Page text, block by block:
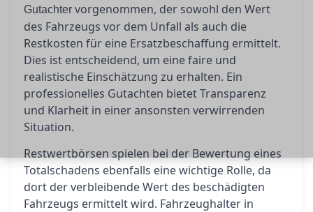
Gutachter vorgenommen, der sowohl den Wert
des Fahrzeugs vor dem Unfall als auch die
Restkosten für eine Ersatzbeschaffung ermittelt.
Dies ist entscheidend, um eine faire und
realistische Einschätzung zu erhalten. Ein
professionelles Gutachten bietet Transparenz
und Klarheit in einer ansonsten verwirrenden
Situation.
Restwertbörsen spielen bei der Bewertung eines
Totalschadens ebenfalls eine wichtige Rolle, da
dort der verbleibende Wert des beschädigten
Fahrzeugs ermittelt wird. Fahrzeughalter in